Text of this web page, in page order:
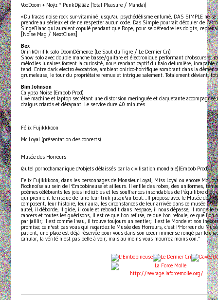
VooDoom + Noÿz * PunkDjâââz (Total Pleasure / Mandaï)
«Du fracas noise rock sur-vitaminé jusqu'au psychédélisme enfumé, DAS SIMPLE ne
prendre au sérieux et de ne respecter aucun code. Das Simple pourrait découler de
SingeBlanc qui auraient copulé pendant que Rope, pour se détendre les doigts,
[Noise Mag / NextClues]
Bex
OnirikOrrifik solo DoomDémence (Le Saut du Tigre / Le Dernier Cri)
Show solo avec double manche basse/guitare et électronique performant d'obscurs et
mélodies lunaires forcent la curiosité, nous rendant captif du halo delumière, incapable
tend. Entre dark electro évocatrice, ambient onirico-horrifique sombrant dans la
grumeleuse, le tour du propriétaire remue et intrigue salement. Totalement déviant,
Bim Johnson
Calypso Noise (Embob Prod)
Live machine et laptop secrétant une distorsion meringuée et claquetante
d'aigus criards et dérapant. Le service dure 40 minutes.
Félix Fujikkkoon
Mc Loyal (présentation des concerts)
Musée des Horreurs
(autel pornochamanique d'objets délaissés par la civilisation mondiale)(Embob Prod)
Felix Fujikkkoon, dans les personnages de Monsieur Loyal, Miss Loyal ou encore Mc
Rocknoïse au sein de l'Embobineuse et ailleurs. Il enfile des robes, des uniformes,
poèmes célébrants les joies indicibles et les souffrances insondables de l'équilibre
qui prennent le risque de faire leur truk jusqu'au bout...Il propose avec le Musée des
composent, leur histoire, leur aura, les circonstances de leur arrivée dans ce
autel, il déborde, il gicle, il coule et rebondit dans l'espace, il nous dépasse, il ronge
cancers et toutes les guérisons, il est ce que l'on refuse, ce que l'on refoule, ce que
par jaillir; il est comme l'eau, il trouve toujours un sentier; il est le Monde et son
promise; ce n'est pas vous qui regardez le Musée des Horreurs, c'est l'Horreur du
patient, une place est déjà réservée pour vous dans son coeur immense rongé par le
canular, la vérité n'est pas belle à voir, mais au moins vous mourrez moins con."
http://sevrage.laforcemolle.org/